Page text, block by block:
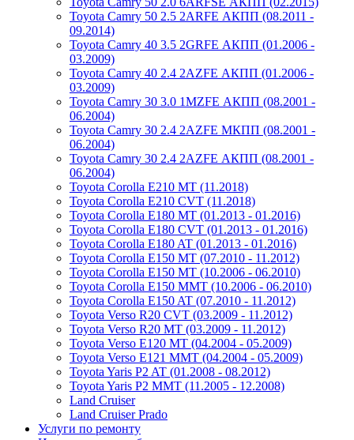
Toyota Camry 50 2.5 2ARFE АКПП (08.2011 -
09.2014)
Toyota Camry 40 3.5 2GRFE АКПП (01.2006 -
03.2009)
Toyota Camry 40 2.4 2AZFE АКПП (01.2006 -
03.2009)
Toyota Camry 30 3.0 1MZFE АКПП (08.2001 -
06.2004)
Toyota Camry 30 2.4 2AZFE МКПП (08.2001 -
06.2004)
Toyota Camry 30 2.4 2AZFE АКПП (08.2001 -
06.2004)
Toyota Corolla E210 MT (11.2018)
Toyota Corolla E210 CVT (11.2018)
Toyota Corolla E180 MT (01.2013 - 01.2016)
Toyota Corolla E180 CVT (01.2013 - 01.2016)
Toyota Corolla E180 AT (01.2013 - 01.2016)
Toyota Corolla E150 MT (07.2010 - 11.2012)
Toyota Corolla E150 MT (10.2006 - 06.2010)
Toyota Corolla E150 MMT (10.2006 - 06.2010)
Toyota Corolla E150 AT (07.2010 - 11.2012)
Toyota Verso R20 CVT (03.2009 - 11.2012)
Toyota Verso R20 MT (03.2009 - 11.2012)
Toyota Verso E120 MT (04.2004 - 05.2009)
Toyota Verso E121 MMT (04.2004 - 05.2009)
Toyota Yaris P2 AT (01.2008 - 08.2012)
Toyota Yaris P2 MMT (11.2005 - 12.2008)
Land Cruiser
Land Cruiser Prado
Услуги по ремонту